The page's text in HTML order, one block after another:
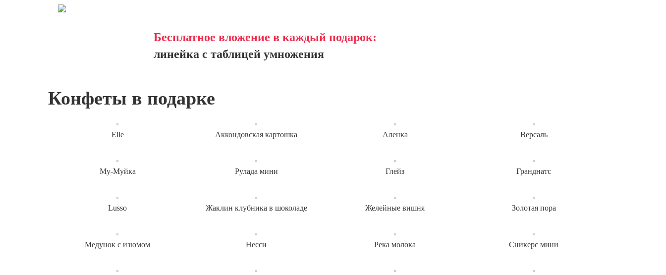
Бесплатное вложение в каждый подарок:
линейка с таблицей умножения
Конфеты в подарке
Elle Аккондовская картошка Аленка Версаль
Му-Муйка Рулада мини Глейз Гранднатс
Lusso Жаклин клубника в шоколаде Желейные вишня Золотая пора
Медунок с изюмом Несси Река молока Сникерс мини